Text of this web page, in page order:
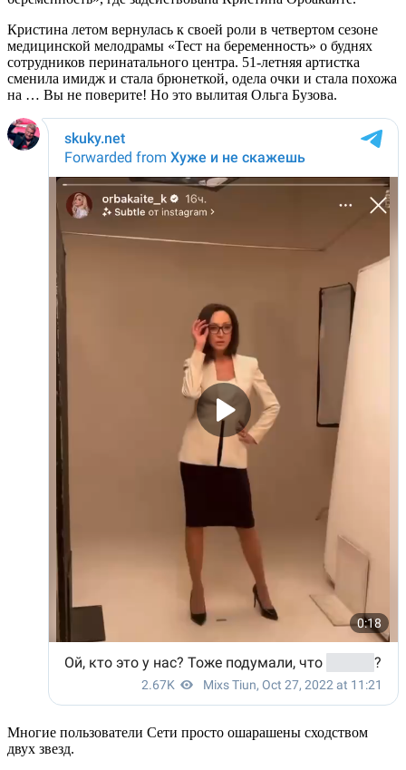
Кристина летом вернулась к своей роли в четвертом сезоне
медицинской мелодрамы «Тест на беременность» о буднях
сотрудников перинатального центра. 51-летняя артистка
сменила имидж и стала брюнеткой, одела очки и стала похожа
на … Вы не поверите! Но это вылитая Ольга Бузова.
Многие пользователи Сети просто ошарашены сходством
двух звезд.